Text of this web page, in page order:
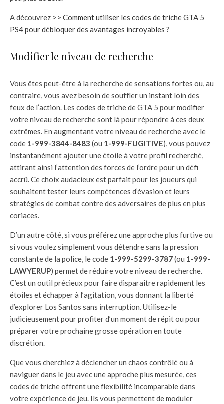
A découvrez >> Comment utiliser les codes de triche GTA 5
PS4 pour débloquer des avantages incroyables ?
Modifier le niveau de recherche
Vous êtes peut-être à la recherche de sensations fortes ou, au
contraire, vous avez besoin de souffler un instant loin des
feux de l’action. Les codes de triche de GTA 5 pour modifier
votre niveau de recherche sont là pour répondre à ces deux
extrêmes. En augmentant votre niveau de recherche avec le
code 1-999-3844-8483 (ou 1-999-FUGITIVE), vous pouvez
instantanément ajouter une étoile à votre profil recherché,
attirant ainsi l’attention des forces de l’ordre pour un défi
accrû. Ce choix audacieux est parfait pour les joueurs qui
souhaitent tester leurs compétences d’évasion et leurs
stratégies de combat contre des adversaires de plus en plus
coriaces.
D’un autre côté, si vous préférez une approche plus furtive ou
si vous voulez simplement vous détendre sans la pression
constante de la police, le code 1-999-5299-3787(ou 1-999-
LAWYERUP) permet de réduire votre niveau de recherche.
C’est un outil précieux pour faire disparaître rapidement les
étoiles et échapper à l’agitation, vous donnant la liberté
d’explorer Los Santos sans interruption. Utilisez-le
judicieusement pour profiter d’un moment de répit ou pour
préparer votre prochaine grosse opération en toute
discrétion.
Que vous cherchiez à déclencher un chaos contrôlé ou à
naviguer dans le jeu avec une approche plus mesurée, ces
codes de triche offrent une flexibilité incomparable dans
votre expérience de jeu. Ils vous permettent de moduler